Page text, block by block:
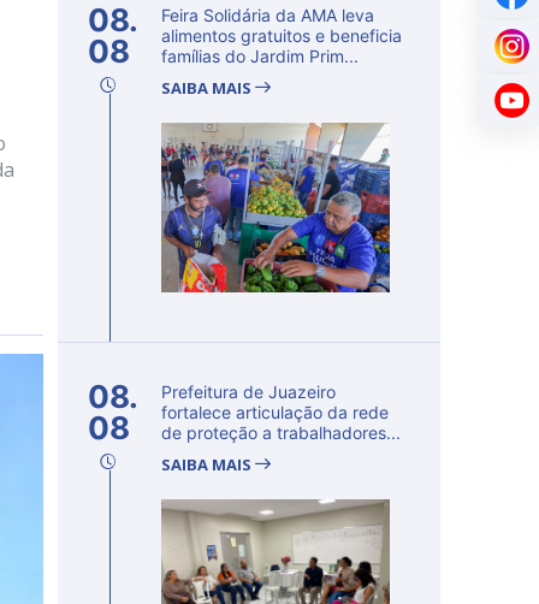
08.
08
Feira Solidária da AMA leva
alimentos gratuitos e beneficia
famílias do Jardim Prim...
SAIBA MAIS
08.
08
Prefeitura de Juazeiro
fortalece articulação da rede
de proteção a trabalhadores...
SAIBA MAIS